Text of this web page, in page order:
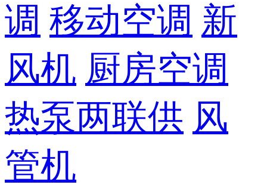
调 移动空调 新
风机 厨房空调
热泵两联供 风
管机